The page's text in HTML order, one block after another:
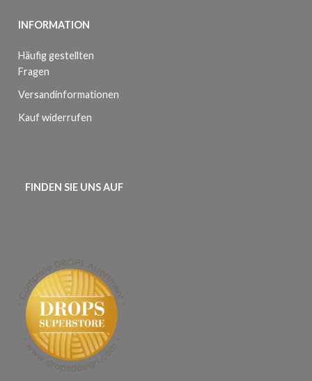
INFORMATION
Häufig gestellten
Fragen
Versandinformationen
Kauf widerrufen
FINDEN SIE UNS AUF